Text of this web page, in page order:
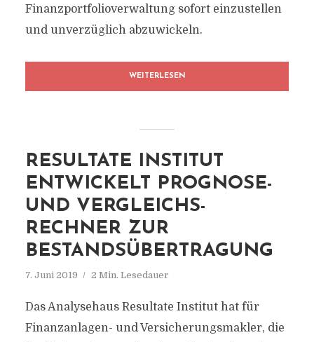
Finanzportfolioverwaltung sofort einzustellen
und unverzüglich abzuwickeln.
WEITERLESEN
RESULTATE INSTITUT
ENTWICKELT PROGNOSE-
UND VERGLEICHS-
RECHNER ZUR
BESTANDSÜBERTRAGUNG
7. Juni 2019 2 Min. Lesedauer
Das Analysehaus Resultate Institut hat für
Finanzanlagen- und Versicherungsmakler, die